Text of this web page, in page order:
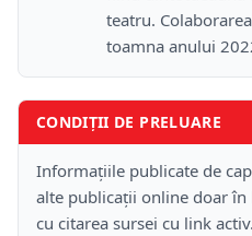
teatru.
toamna anului
CONDIȚII DE PRELUARE
Informațiile publicate de
alte publicații online doar în
cu citarea sursei cu link